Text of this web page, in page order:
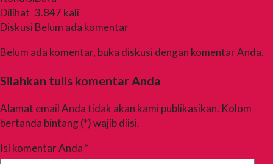
Dilihat 3.847 kali
DiskusiBelum ada komentar
Belum ada komentar, buka diskusi dengan komentar Anda.
Silahkan tulis komentar Anda
Alamat email Anda tidak akan kami publikasikan. Kolom
bertanda bintang (*) wajib diisi.
Isi komentar Anda *